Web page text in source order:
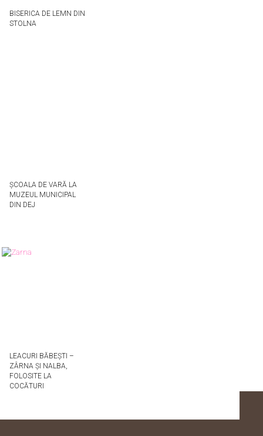
BISERICA DE LEMN DIN
STOLNA
ȘCOALA DE VARĂ LA
MUZEUL MUNICIPAL
DIN DEJ
LEACURI BĂBEȘTI –
ZÂRNA ȘI NALBA,
FOLOSITE LA
COCĂTURI